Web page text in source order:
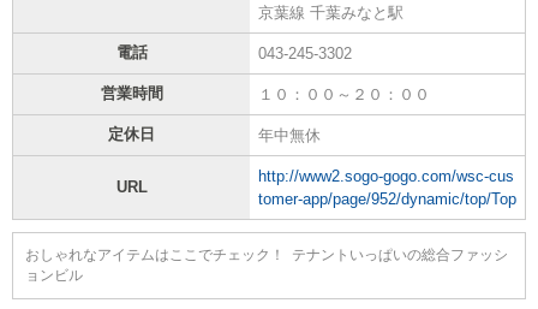
京葉線 千葉みなと駅
電話 043-245-3302
営業時間 １０：００～２０：００
定休日 年中無休
URL
http://www2.sogo-gogo.com/wsc-cus
tomer-app/page/952/dynamic/top/Top
おしゃれなアイテムはここでチェック！ テナントいっぱいの総合ファッシ
ョンビル